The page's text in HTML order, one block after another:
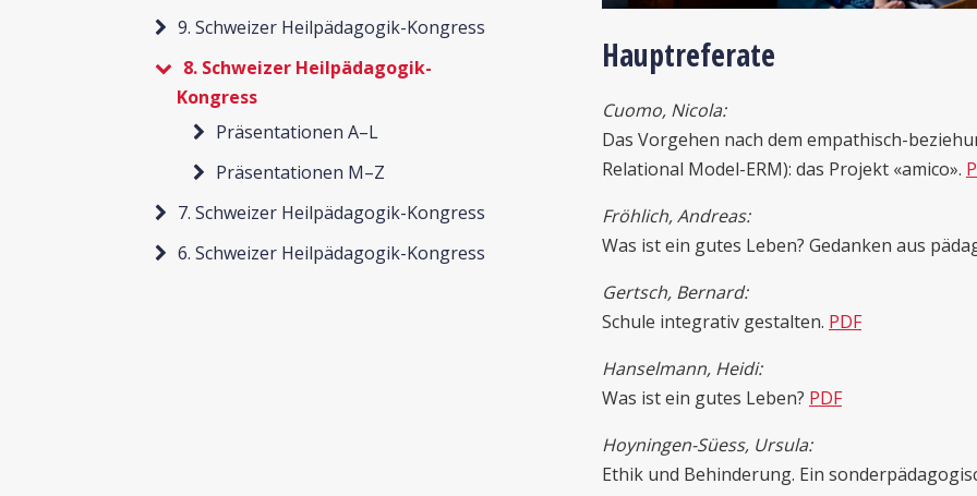
9. Schweizer Heilpädagogik-Kongress
8. Schweizer Heilpädagogik-
Kongress
Präsentationen A–L
Präsentationen M–Z
7. Schweizer Heilpädagogik-Kongress
6. Schweizer Heilpädagogik-Kongress
Hauptreferate
Cuomo, Nicola:
Das Vorgehen nach dem empathisch-
Relational Model-ERM): das Projekt «amico».
Fröhlich, Andreas:
Was ist ein gutes Leben? Gedanken aus
Gertsch, Bernard:
Schule integrativ gestalten. PDF
Hanselmann, Heidi:
Was ist ein gutes Leben? PDF
Hoyningen-Süess, Ursula:
Ethik und Behinderung. Ein